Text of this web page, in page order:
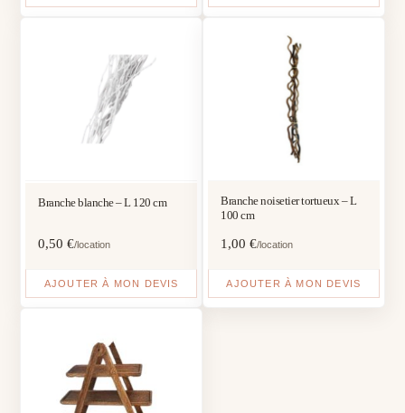
Branche blanche – L 120 cm
0,50€/location
AJOUTER À MON DEVIS
Branche noisetier tortueux – L
100 cm
1,00 €/location
AJOUTER À MON DEVIS